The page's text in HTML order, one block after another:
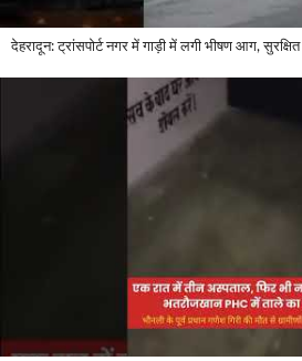
देहरादून: ट्रांसपोर्ट नगर में गाड़ी में लगी भीषण आग,